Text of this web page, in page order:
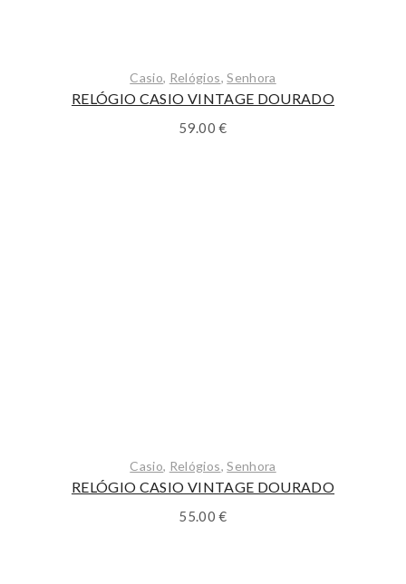
Casio, Relógios,Senhora
RELÓGIO CASIO VINTAGE DOURADO
59.00€
Casio, Relógios,Senhora
RELÓGIO CASIO VINTAGE DOURADO
55.00€